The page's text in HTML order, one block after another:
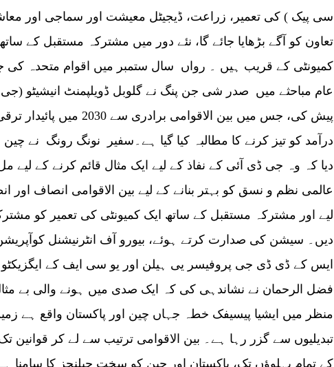
سی پیک ) کی تعمیر، زراعت، ڈیجیٹل معیشت اور سماجی اور
تعاون کو آگے بڑھایا جائے گا، نئے دور میں مشترکہ مستقبل کے
کمیونٹی کے قریب ہیں ۔ رواں سال ستمبر میں اقوام متحدہ کی
عام مباحثے میں صدر شی جن پنگ نے گلوبل ڈویلپمنٹ انیشیٹو
پیش کی، جس میں بین الاقوامی
درآمد کو تیز کرنے کا مطالبہ کیا گیا ہے۔سفیر نونگ رونگ نے چین
دیا کہ وہ جی ڈی آئی کے نفاذ کے لیے ایک مثال قائم کرنے کے لیے
عالمی نظم و نسق کو بہتر بنانے کے لیے بین الاقوامی انصاف
لیے اور مشترکہ مستقبل کے ساتھ ایک کمیونٹی کی تعمیر کو
دیں۔ سیشن کی صدارت کرتے ہوئے، بیورو آف انٹرنیشنل
ایس کے ڈی ڈی جی پروفیسر یی ہیلن اور یو سی ایف کے ایگزیکٹو
فضل الرحمان نے نشاندہی کی کہ ایک صدی میں ہونے والی بے
منظر میں ایشیا پیسیفک خطہ جہاں چین اور پاکستان واقع ہے
تبدیلیوں سے گزر رہا ہے۔ بین الاقوامی ترتیب سے لے کر قوانین
کے تمام پہلوؤں تک، پاکستان اور چین کو سخت چیلنجز کا سامنا